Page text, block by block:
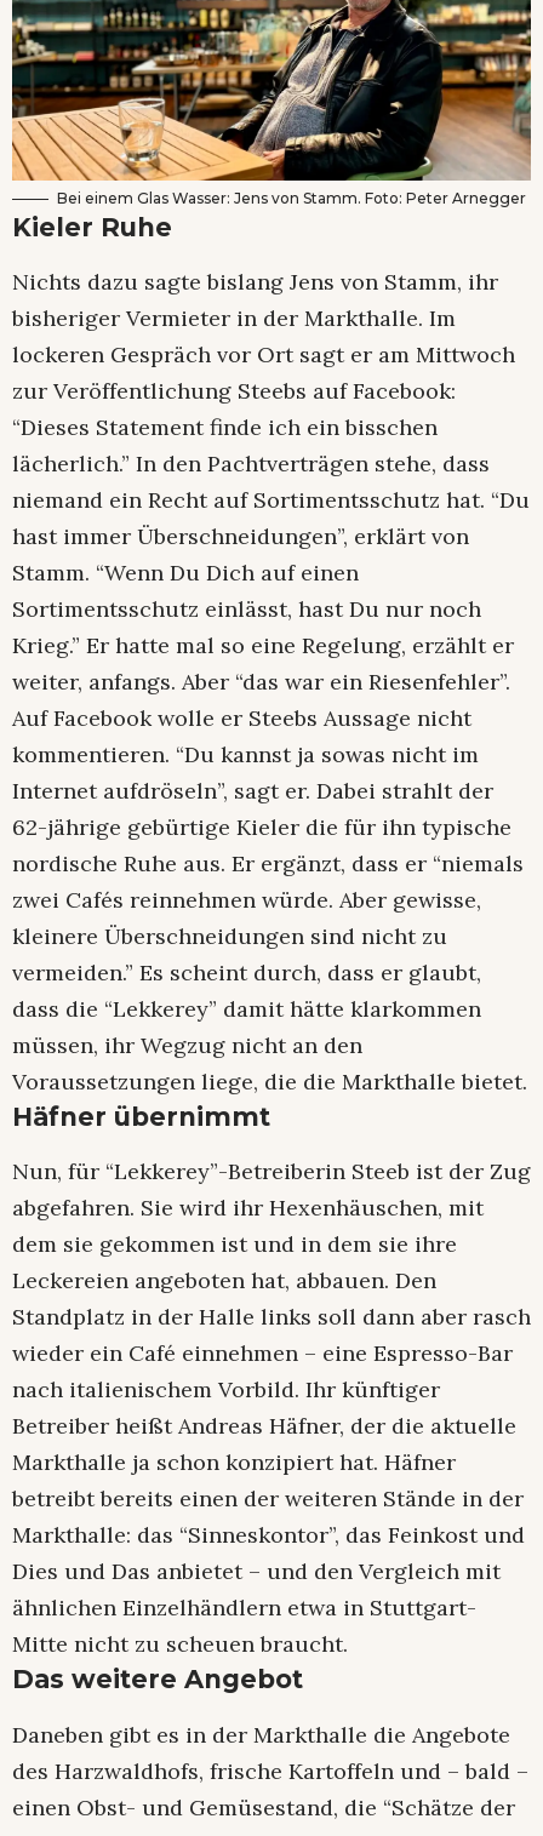
Bei einem Glas Wasser: Jens von Stamm. Foto: Peter Arnegger
Kieler Ruhe
Nichts dazu sagte bislang Jens von Stamm, ihr
bisheriger Vermieter in der Markthalle. Im
lockeren Gespräch vor Ort sagt er am Mittwoch
zur Veröffentlichung Steebs auf Facebook:
“Dieses Statement finde ich ein bisschen
lächerlich.” In den Pachtverträgen stehe, dass
niemand ein Recht auf Sortimentsschutz hat. “Du
hast immer Überschneidungen”, erklärt von
Stamm. “Wenn Du Dich auf einen
Sortimentsschutz einlässt, hast Du nur noch
Krieg.” Er hatte mal so eine Regelung, erzählt er
weiter, anfangs. Aber “das war ein Riesenfehler”.
Auf Facebook wolle er Steebs Aussage nicht
kommentieren. “Du kannst ja sowas nicht im
Internet aufdröseln”, sagt er. Dabei strahlt der
62-jährige gebürtige Kieler die für ihn typische
nordische Ruhe aus. Er ergänzt, dass er “niemals
zwei Cafés reinnehmen würde. Aber gewisse,
kleinere Überschneidungen sind nicht zu
vermeiden.” Es scheint durch, dass er glaubt,
dass die “Lekkerey” damit hätte klarkommen
müssen, ihr Wegzug nicht an den
Voraussetzungen liege, die die Markthalle bietet.
Häfner übernimmt
Nun, für “Lekkerey”-Betreiberin Steeb ist der Zug
abgefahren. Sie wird ihr Hexenhäuschen, mit
dem sie gekommen ist und in dem sie ihre
Leckereien angeboten hat, abbauen. Den
Standplatz in der Halle links soll dann aber rasch
wieder ein Café einnehmen – eine Espresso-Bar
nach italienischem Vorbild. Ihr künftiger
Betreiber heißt Andreas Häfner, der die aktuelle
Markthalle ja schon konzipiert hat. Häfner
betreibt bereits einen der weiteren Stände in der
Markthalle: das “Sinneskontor”, das Feinkost und
Dies und Das anbietet – und den Vergleich mit
ähnlichen Einzelhändlern etwa in Stuttgart-
Mitte nicht zu scheuen braucht.
Das weitere Angebot
Daneben gibt es in der Markthalle die Angebote
des Harzwaldhofs, frische Kartoffeln und – bald –
einen Obst- und Gemüsestand, die “Schätze der